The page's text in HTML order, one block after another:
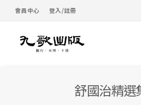
會員中心 登入/註冊
舒國治精選